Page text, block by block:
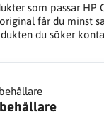
som passar
får du minst
du söker